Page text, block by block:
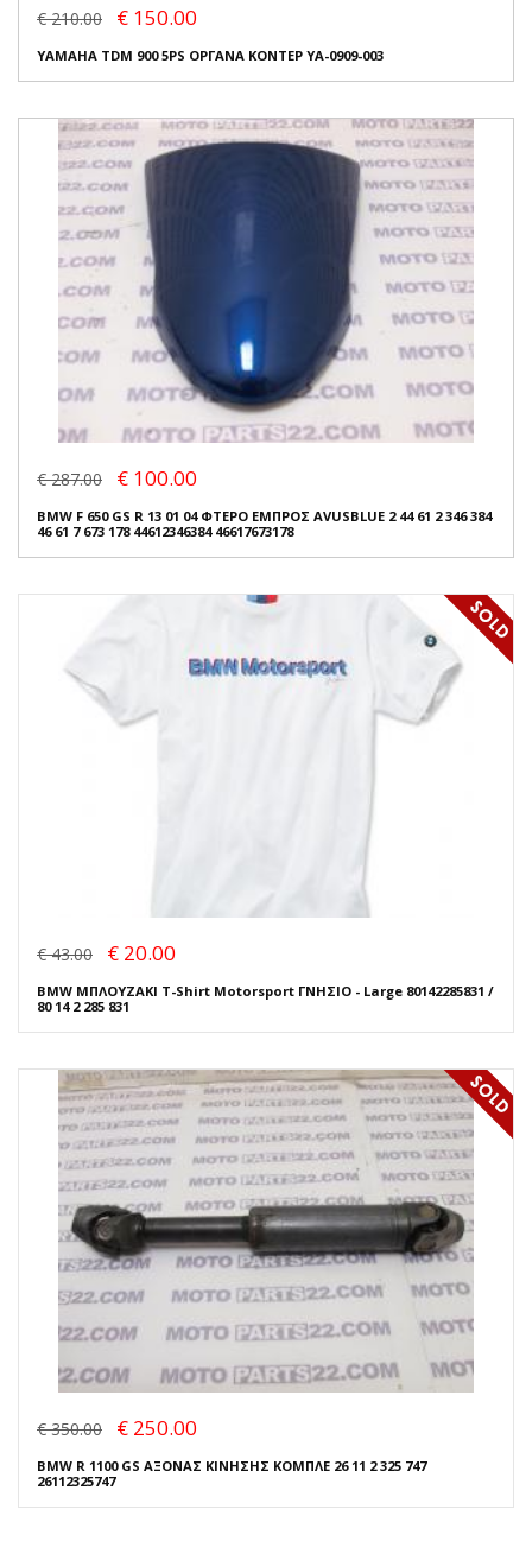
€ 210.00 € 150.00
YAMAHA TDM 900 5PS ΟΡΓΑΝΑ ΚΟΝΤΕΡ YA-0909-003
€ 287.00 € 100.00
BMW F 650 GS R 13 01 04 ΦΤΕΡΟ ΕΜΠΡΟΣ AVUSBLUE 2 44 61 2 346 384
46 61 7 673 178 44612346384 46617673178
€ 43.00 € 20.00
BMW ΜΠΛΟΥΖΑΚΙ T-Shirt Motorsport ΓΝΗΣΙΟ - Large 80142285831 /
80 14 2 285 831
€ 350.00 € 250.00
BMW R 1100 GS ΑΞΟΝΑΣ ΚΙΝΗΣΗΣ ΚΟΜΠΛΕ 26 11 2 325 747
26112325747